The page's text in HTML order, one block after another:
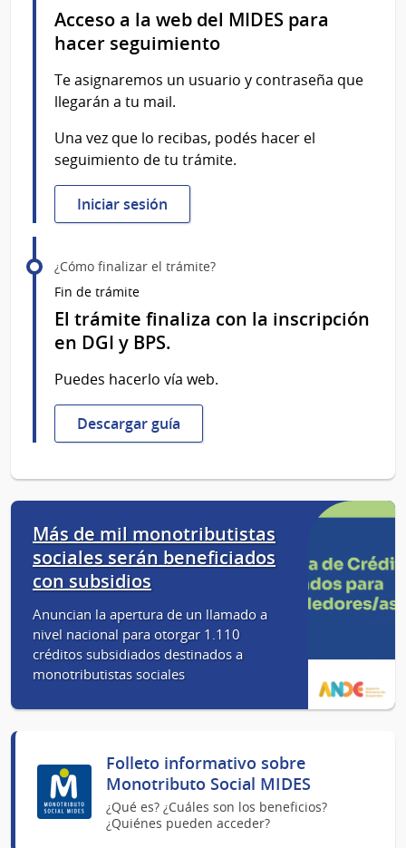
Acceso a la web del MIDES para
hacer seguimiento
Te asignaremos un usuario y contraseña que
llegarán a tu mail.
Una vez que lo recibas, podés hacer el
seguimiento de tu trámite.
Iniciar sesión
¿Cómo finalizar el trámite?
Fin de trámite
El trámite finaliza con la inscripción
en DGI y BPS.
Puedes hacerlo vía web.
Descargar guía
Más de mil monotributistas
sociales serán beneficiados
con subsidios
Anuncian la apertura de un llamado a
nivel nacional para otorgar 1.110
créditos subsidiados destinados a
monotributistas sociales
Folleto informativo sobre
Monotributo Social MIDES
¿Qué es? ¿Cuáles son los beneficios?
¿Quiénes pueden acceder?